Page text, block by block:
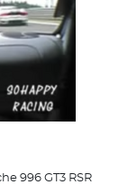
996 GT3 RSR